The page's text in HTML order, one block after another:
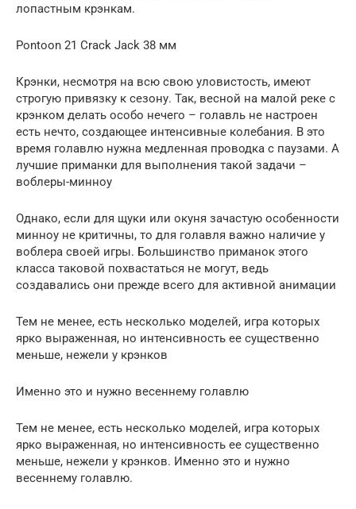
лопастным крэнкам.
Pontoon 21 Crack Jack 38 мм
Крэнки, несмотря на всю свою уловистость, имеют
строгую привязку к сезону. Так, весной на малой реке с
крэнком делать особо нечего – голавль не настроен
есть нечто, создающее интенсивные колебания. В это
время голавлю нужна медленная проводка с паузами. А
лучшие приманки для выполнения такой задачи –
воблеры-минноу
Однако, если для щуки или окуня зачастую особенности
минноу не критичны, то для голавля важно наличие у
воблера своей игры. Большинство приманок этого
класса таковой похвастаться не могут, ведь
создавались они прежде всего для активной анимации
Тем не менее, есть несколько моделей, игра которых
ярко выраженная, но интенсивность ее существенно
меньше, нежели у крэнков
Именно это и нужно весеннему голавлю
Тем не менее, есть несколько моделей, игра которых
ярко выраженная, но интенсивность ее существенно
меньше, нежели у крэнков. Именно это и нужно
весеннему голавлю.